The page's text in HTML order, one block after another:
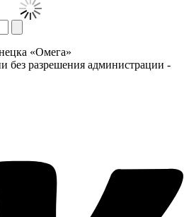
«Омега»
без разрешения администрации -